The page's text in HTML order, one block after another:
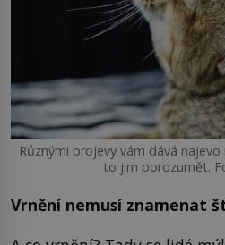
Různými projevy vám dává
to jim porozumět.
Vrnění nemusí znamenat